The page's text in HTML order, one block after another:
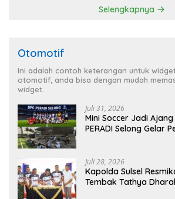
Selengkapnya
Otomotif
Ini adalah contoh keterangan untuk
otomotif, anda bisa dengan mudah
widget.
Juli 31, 2026
Mini Soccer Jadi Ajang
PERADI Selong Gelar
Juli 28, 2026
Kapolda Sulsel
Tembak Tathya